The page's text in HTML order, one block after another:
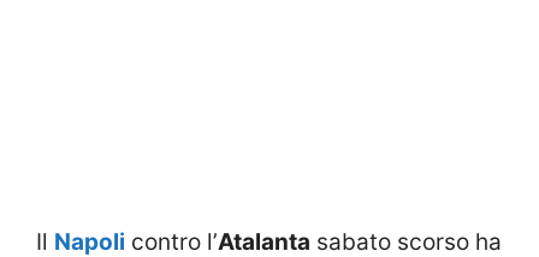
Il Napoli contro l’Atalanta sabato scorso ha